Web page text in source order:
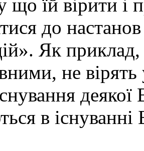
що їй вірити і
до
Як
не вірять
в існуванні